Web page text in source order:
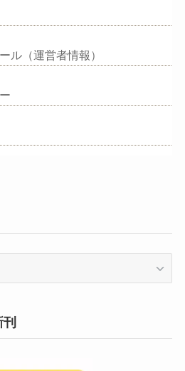
ル（運営者情報）